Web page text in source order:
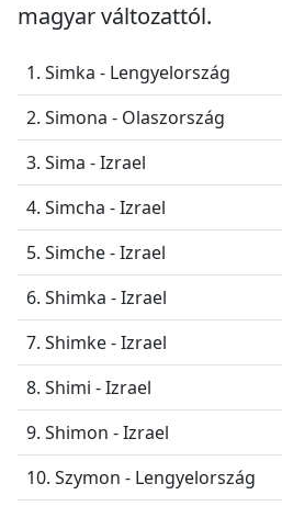
magyar változattól.
1. Simka - Lengyelország
2. Simona - Olaszország
3. Sima - Izrael
4. Simcha - Izrael
5. Simche - Izrael
6. Shimka - Izrael
7. Shimke - Izrael
8. Shimi - Izrael
9. Shimon - Izrael
10. Szymon - Lengyelország